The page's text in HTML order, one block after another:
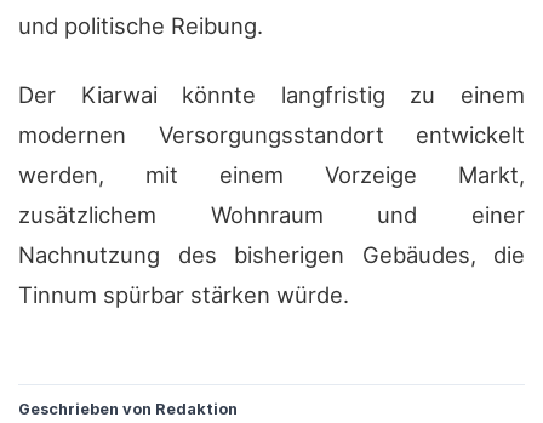
und politische Reibung.
Der Kiarwai könnte langfristig zu einem
modernen Versorgungsstandort entwickelt
werden, mit einem Vorzeige Markt,
zusätzlichem Wohnraum und einer
Nachnutzung des bisherigen Gebäudes, die
Tinnum spürbar stärken würde.
?
Geschrieben von Redaktion